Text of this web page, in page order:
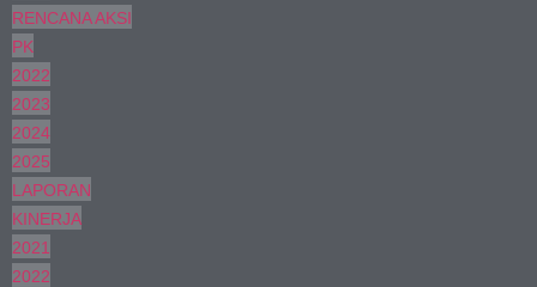
RENCANA AKSI
PK
2022
2023
2024
2025
LAPORAN
KINERJA
2021
2022